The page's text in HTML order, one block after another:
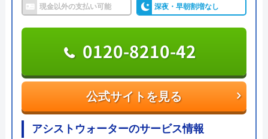
店
イースマイルのクチコミ on
4.1（198件のクチコミ）
※クチコミの内容について
道修理業者です。トイレ、キッチン、浴室などの水
万が一、水まわりに問題が発生した場合は、最短20
分でお客様の元にスタッフが駆けつけます。出張見
積もりキャンセルは0円、深夜早朝でも割増料金は
一切ありません。業務や知識の習得のために厳しい
現金以外の支払い可能 深夜・早朝割増なし
公式サイトを見る
0120-8210-42
アシストウォーターのサービス情報